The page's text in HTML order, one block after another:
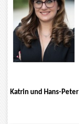
Katrin und Hans-Peter